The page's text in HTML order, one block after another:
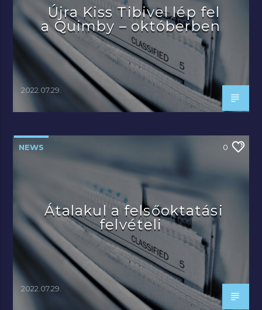
Újra Kiss Tibivel lép fel
a Quimby – októberben
2022.07.29.
NEWS 0
Átalakul a felsőoktatási
felvételi
2022.07.29.